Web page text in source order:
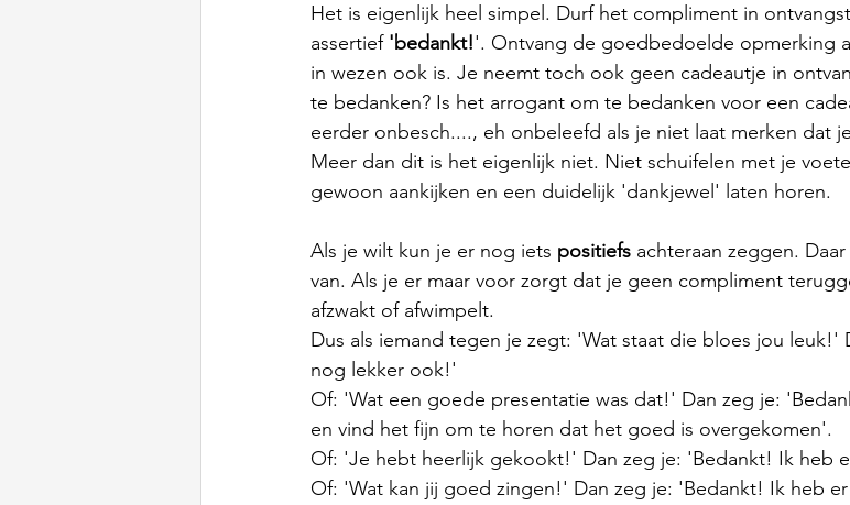
Het is eigenlijk heel simpel. Durf het compliment in
assertief 'bedankt!'. Ontvang de goedbedoelde opmerking
in wezen ook is. Je neemt toch ook geen cadeautje in
te bedanken? Is het arrogant om te bedanken voor een
eerder onbesch...., eh onbeleefd als je niet laat merken dat
Meer dan dit is het eigenlijk niet. Niet schuifelen met je
gewoon aankijken en een duidelijk 'dankjewel' laten horen.
Als je wilt kun je er nog iets positiefs achteraan zeggen.
van. Als je er maar voor zorgt dat je geen compliment
afzwakt of afwimpelt.
Dus als iemand tegen je zegt: 'Wat staat die bloes jou leuk!'
nog lekker ook!'
Of: 'Wat een goede presentatie was dat!' Dan zeg je:
en vind het fijn om te horen dat het goed is overgekomen'.
Of: 'Je hebt heerlijk gekookt!' Dan zeg je: 'Bedankt! Ik heb
Of: 'Wat kan jij goed zingen!' Dan zeg je: 'Bedankt! Ik heb